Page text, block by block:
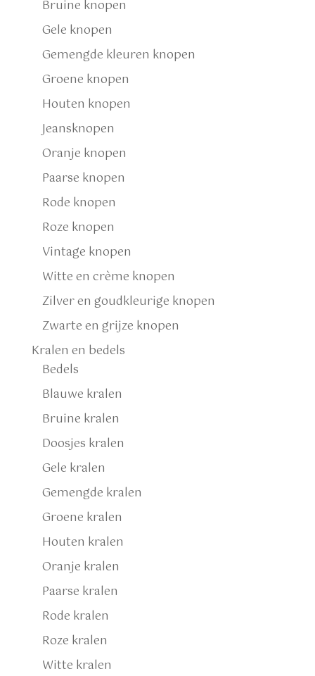
Bruine knopen
Gele knopen
Gemengde kleuren knopen
Groene knopen
Houten knopen
Jeansknopen
Oranje knopen
Paarse knopen
Rode knopen
Roze knopen
Vintage knopen
Witte en crème knopen
Zilver en goudkleurige knopen
Zwarte en grijze knopen
Kralen en bedels
Bedels
Blauwe kralen
Bruine kralen
Doosjes kralen
Gele kralen
Gemengde kralen
Groene kralen
Houten kralen
Oranje kralen
Paarse kralen
Rode kralen
Roze kralen
Witte kralen